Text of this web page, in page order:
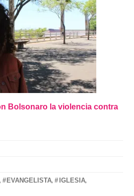
Bolsonaro la violencia contra
EVANGELISTA, IGLESIA,